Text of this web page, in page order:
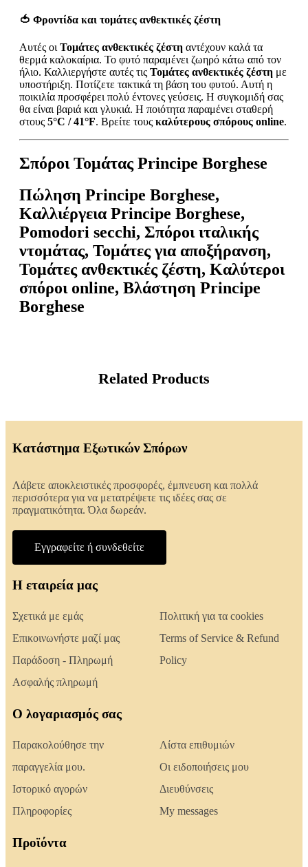
🍅 Φροντίδα και τομάτες ανθεκτικές ζέστη
Αυτές οι Τομάτες ανθεκτικές ζέστη αντέχουν καλά τα
θερμά καλοκαίρια. Το φυτό παραμένει ζωηρό κάτω από τον
ήλιο. Καλλιεργήστε αυτές τις Τομάτες ανθεκτικές ζέστη με
υποστήριξη. Ποτίζετε τακτικά τη βάση του φυτού. Αυτή η
ποικιλία προσφέρει πολύ έντονες γεύσεις. Η συγκομιδή σας
θα είναι βαριά και γλυκιά. Η ποιότητα παραμένει σταθερή
στους 5°C / 41°F. Βρείτε τους καλύτερους σπόρους online.
Σπόροι Τομάτας Principe Borghese
Πώληση Principe Borghese,
Καλλιέργεια Principe Borghese,
Pomodori secchi, Σπόροι ιταλικής
ντομάτας, Τομάτες για αποξήρανση,
Τομάτες ανθεκτικές ζέστη, Καλύτεροι
σπόροι online, Βλάστηση Principe
Borghese
Related Products
Κατάστημα Εξωτικών Σπόρων
Λάβετε αποκλειστικές προσφορές, έμπνευση και πολλά
περισσότερα για να μετατρέψετε τις ιδέες σας σε
πραγματικότητα. Όλα δωρεάν.
Εγγραφείτε ή συνδεθείτε
Η εταιρεία μας
Σχετικά με εμάς
Επικοινωνήστε μαζί μας
Παράδοση - Πληρωμή
Ασφαλής πληρωμή
Πολιτική για τα cookies
Terms of Service & Refund
Policy
Ο λογαριασμός σας
Παρακολούθησε την
παραγγελία μου.
Ιστορικό αγορών
Πληροφορίες
Λίστα επιθυμιών
Οι ειδοποιήσεις μου
Διευθύνσεις
My messages
Προϊόντα